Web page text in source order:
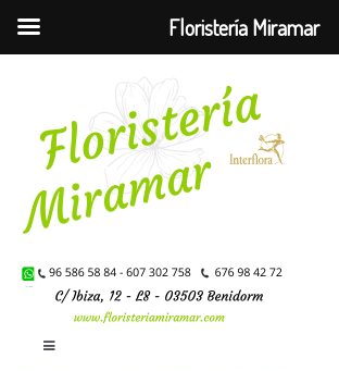
contenido
Toggle
Floristería Miramar